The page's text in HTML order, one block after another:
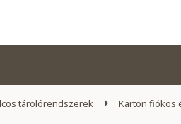
tárolórendszerek Karton fiókos